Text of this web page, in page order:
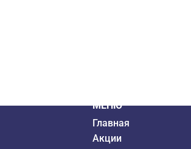
МЕНЮ
Главная
Акции